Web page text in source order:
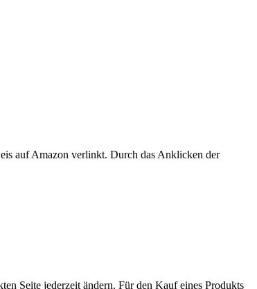
auf Amazon verlinkt. Durch das Anklicken der
Seite jederzeit ändern. Für den Kauf eines Produkts